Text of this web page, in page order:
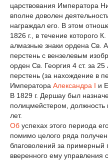
царствования Императора
вполне доволен
награждал его. В этом
1826 г., в течение которого
алмазные знаки ордена Св.
перстень с вензелевым
орден Св. Георгия 4 ст. за
перстень (за нахождение в
Императора Александра I и
В 1829 г. Дершау был
полицмейстером, должность
лет.
Об успехах этого периода
помимо целого ряда
благоволений за примерный
вверенного ему управления